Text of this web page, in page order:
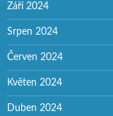
Září 2024
Srpen 2024
Červen 2024
Květen 2024
Duben 2024